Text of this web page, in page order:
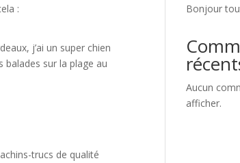
:
j’ai un super chien
balades sur la plage au
trucs de qualité
Bonjour
Aucun
afficher.